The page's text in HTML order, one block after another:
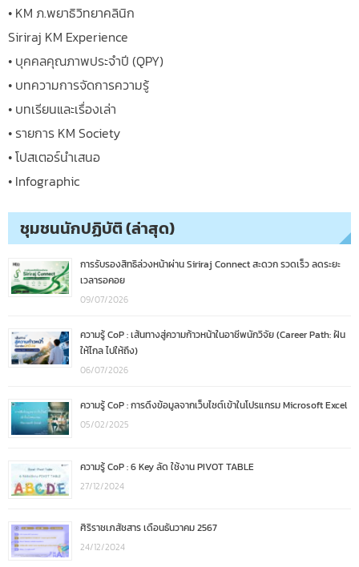
• KM ภ.พยาธิวิทยาคลินิก
Siriraj KM Experience
• บุคคลคุณภาพประจำปี (QPY)
• บทความการจัดการความรู้
• บทเรียนและเรื่องเล่า
• รายการ KM Society
• โปสเตอร์นำเสนอ
• Infographic
ชุมชนนักปฏิบัติ (ล่าสุด)
การรับรองสิทธิล่วงหน้าผ่าน Siriraj Connect สะดวก รวดเร็ว ลดระยะ
เวลารอคอย
09/07/2026
ความรู้ CoP : เส้นทางสู่ความก้าวหน้าในอาชีพนักวิจัย (Career Path: ฝัน
ให้ไกล ไปให้ถึง)
06/07/2026
ความรู้ CoP : การดึงข้อมูลจากเว็บไซต์เข้าในโปรแกรม Microsoft Excel
05/02/2025
ความรู้ CoP : 6 Key ลัด ใช้งาน PIVOT TABLE
27/12/2024
ศิริราชเภสัชสาร เดือนธันวาคม 2567
24/12/2024